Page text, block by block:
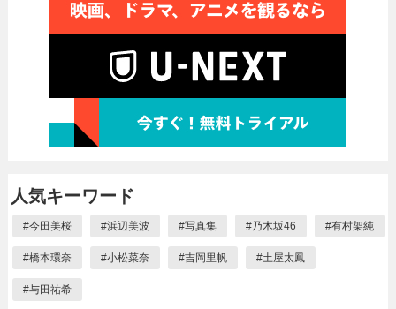
人気キーワード
#今田美桜 #浜辺美波 #写真集 #乃木坂46 #有村架純
#橋本環奈 #小松菜奈 #吉岡里帆 #土屋太鳳
#与田祐希